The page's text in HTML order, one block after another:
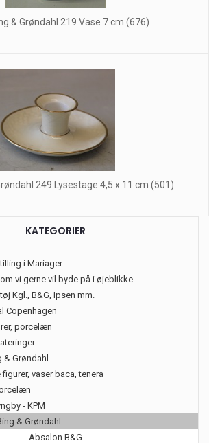
& Grøndahl 219 Vase 7 cm (676)
249 Lysestage 4,5 x 11 cm (501)
KATEGORIER
i Mariager
vi gerne vil byde på i øjeblikke
Kgl., B&G, Ipsen mm.
Copenhagen
porcelæn
& Grøndahl
vaser baca, tenera
- KPM
& Grøndahl
Absalon B&G